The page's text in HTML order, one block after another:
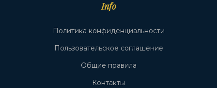
Info
Политика конфиденциальности
Пользовательское соглашение
Общие правила
Контакты